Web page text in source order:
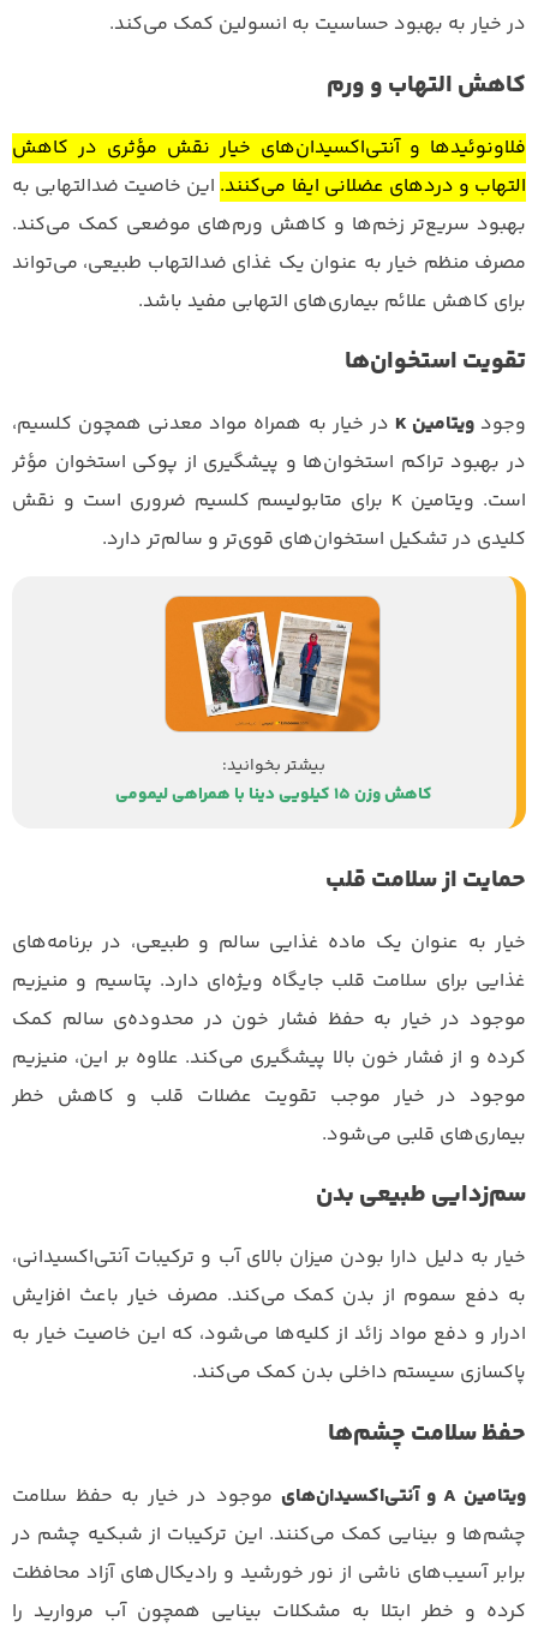
در خیار به بهبود حساسیت به انسولین کمک می‌کند.
کاهش التهاب و ورم
فلاونوئیدها و آنتی‌اکسیدان‌های خیار نقش مؤثری در کاهش
التهاب و دردهای عضلانی ایفا می‌کنند. این خاصیت ضدالتهابی به
بهبود سریع‌تر زخم‌ها و کاهش ورم‌های موضعی کمک می‌کند.
مصرف منظم خیار به عنوان یک غذای ضدالتهاب طبیعی، می‌تواند
برای کاهش علائم بیماری‌های التهابی مفید باشد.
تقویت استخوان‌ها
وجودویتامین K
در خیار به همراه مواد معدنی همچون کلسیم،
در بهبود تراکم استخوان‌ها و پیشگیری از پوکی استخوان مؤثر
است. ویتامین K برای متابولیسم کلسیم ضروری است و نقش
کلیدی در تشکیل استخوان‌های قوی‌تر و سالم‌تر دارد.
کاهش وزن ۱۵ کیلویی دینا با همراهی لیمومی
حمایت از سلامت قلب
خیار به عنوان یک ماده غذایی سالم و طبیعی، در برنامه‌های
غذایی برای سلامت قلب جایگاه ویژه‌ای دارد. پتاسیم و منیزیم
موجود در خیار به حفظ فشار خون در محدوده‌ی سالم کمک
کرده و از فشار خون بالا پیشگیری می‌کند. علاوه بر این، منیزیم
موجود در خیار موجب تقویت عضلات قلب و کاهش خطر
بیماری‌های قلبی می‌شود.
سم‌زدایی طبیعی بدن
خیار به دلیل دارا بودن میزان بالای آب و ترکیبات آنتی‌اکسیدانی،
به دفع سموم از بدن کمک می‌کند. مصرف خیار باعث افزایش
ادرار و دفع مواد زائد از کلیه‌ها می‌شود، که این خاصیت خیار به
پاکسازی سیستم داخلی بدن کمک می‌کند.
حفظ سلامت چشم‌ها
ویتامین A و آنتی‌اکسیدان‌های
موجود در خیار به حفظ سلامت
چشم‌ها و بینایی کمک می‌کنند. این ترکیبات از شبکیه چشم در
برابر آسیب‌های ناشی از نور خورشید و رادیکال‌های آزاد محافظت
کرده و خطر ابتلا به مشکلات بینایی همچون آب مروارید را